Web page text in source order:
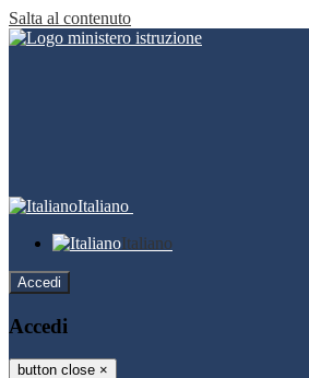
Salta al contenuto
Italiano
Italiano
Accedi
Accedi
button close ×